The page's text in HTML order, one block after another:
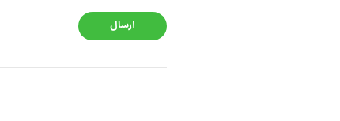
ارسال